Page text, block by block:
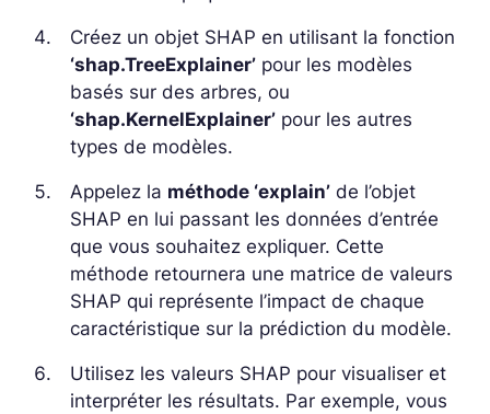
Créez un objet SHAP en utilisant la fonction
‘shap.TreeExplainer’ pour les modèles
basés sur des arbres, ou
‘shap.KernelExplainer’ pour les autres
types de modèles.
Appelez la méthode ‘explain’ de l’objet
SHAP en lui passant les données d’entrée
que vous souhaitez expliquer. Cette
méthode retournera une matrice de valeurs
SHAP qui représente l’impact de chaque
caractéristique sur la prédiction du modèle.
Utilisez les valeurs SHAP pour visualiser et
interpréter les résultats. Par exemple, vous